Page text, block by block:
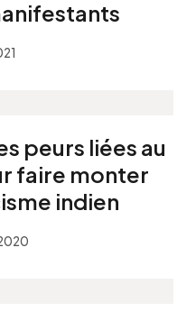
peurs liées au
faire monter
indien